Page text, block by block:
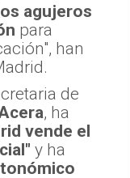
agujeros
para
han
de
, ha
vende el
y ha